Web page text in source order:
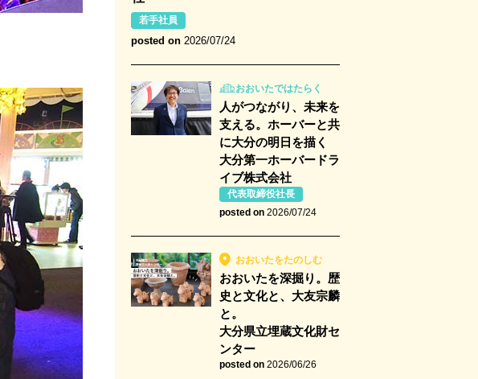
若手社員
posted on 2026/07/24
おおいたではたらく
人がつながり、未来を
支える。ホーバーと共
に大分の明日を描く
大分第一ホーバードラ
イブ株式会社
代表取締役社長
posted on 2026/07/24
おおいたをたのしむ
おおいたを深掘り。歴
史と文化と、大友宗麟
と。
大分県立埋蔵文化財セ
ンター
posted on 2026/06/26